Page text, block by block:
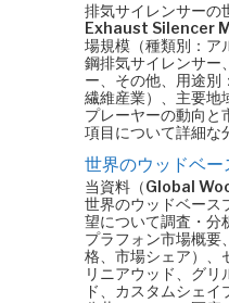
排気サイレンサー
Exhaust Silencer
場規模（種類別：ア
鋼排気サイレンサー
ー、その他、用途別
繊維産業）、主要地
プレーヤーの動向と
項目について詳細な
世界のウッドベ
当資料（Global
世界のウッドベース
望について調査・分
プラフォン市場概要
格、市場シェア）、
リニアウッド、グリ
ド、カスタムシェイ